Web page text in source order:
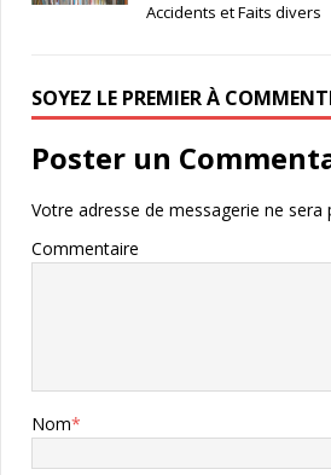
Accidents et Faits divers
SOYEZ LE PREMIER À
Poster un
Votre adresse de messagerie ne sera
Commentaire
Nom*